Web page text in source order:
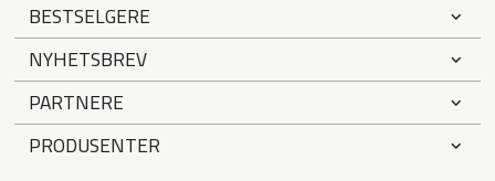
BESTSELGERE
NYHETSBREV
PARTNERE
PRODUSENTER